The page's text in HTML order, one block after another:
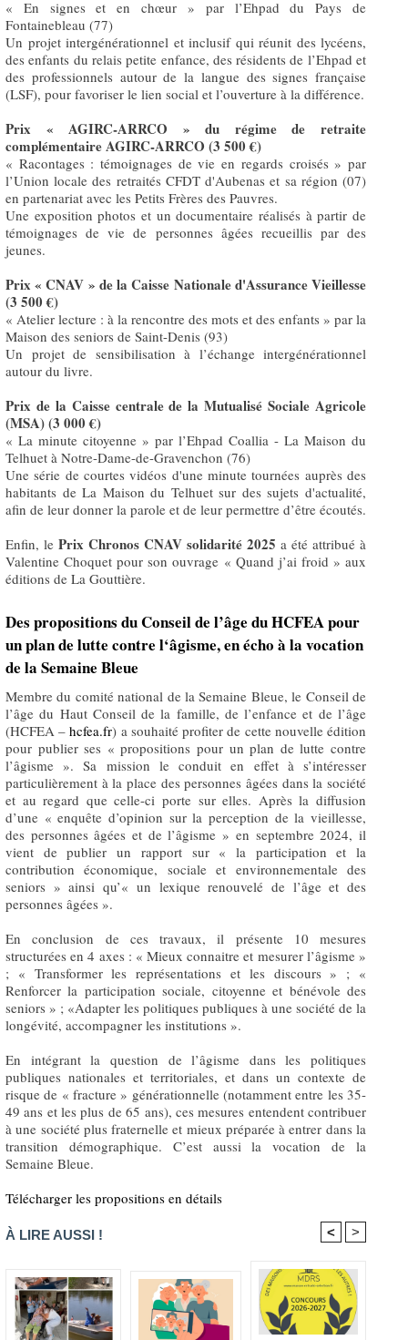
« En signes et en chœur » par l’Ehpad du Pays de
Fontainebleau (77)
Un projet intergénérationnel et inclusif qui réunit des lycéens,
des enfants du relais petite enfance, des résidents de l’Ehpad et
des professionnels autour de la langue des signes française
(LSF), pour favoriser le lien social et l’ouverture à la différence.
Prix « AGIRC-ARRCO » du régime de retraite
complémentaire AGIRC-ARRCO (3 500 €)
« Racontages : témoignages de vie en regards croisés » par
l’Union locale des retraités CFDT d'Aubenas et sa région (07)
en partenariat avec les Petits Frères des Pauvres.
Une exposition photos et un documentaire réalisés à partir de
témoignages de vie de personnes âgées recueillis par des
jeunes.
Prix « CNAV » de la Caisse Nationale d'Assurance Vieillesse
(3 500 €)
« Atelier lecture : à la rencontre des mots et des enfants » par la
Maison des seniors de Saint-Denis (93)
Un projet de sensibilisation à l’échange intergénérationnel
autour du livre.
Prix de la Caisse centrale de la Mutualisé Sociale Agricole
(MSA) (3 000 €)
« La minute citoyenne » par l’Ehpad Coallia - La Maison du
Telhuet à Notre-Dame-de-Gravenchon (76)
Une série de courtes vidéos d'une minute tournées auprès des
habitants de La Maison du Telhuet sur des sujets d'actualité,
afin de leur donner la parole et de leur permettre d’être écoutés.
Enfin, le Prix Chronos CNAV solidarité 2025 a été attribué à
Valentine Choquet pour son ouvrage « Quand j’ai froid » aux
éditions de La Gouttière.
Des propositions du Conseil de l’âge du HCFEA pour
un plan de lutte contre l‘âgisme, en écho à la vocation
de la Semaine Bleue
Membre du comité national de la Semaine Bleue, le Conseil de
l’âge du Haut Conseil de la famille, de l’enfance et de l’âge
(HCFEA –hcfea.fr) a souhaité profiter de cette nouvelle édition
pour publier ses « propositions pour un plan de lutte contre
l’âgisme ». Sa mission le conduit en effet à s’intéresser
particulièrement à la place des personnes âgées dans la société
et au regard que celle-ci porte sur elles. Après la diffusion
d’une « enquête d’opinion sur la perception de la vieillesse,
des personnes âgées et de l’âgisme » en septembre 2024, il
vient de publier un rapport sur « la participation et la
contribution économique, sociale et environnementale des
seniors » ainsi qu’« un lexique renouvelé de l’âge et des
personnes âgées ».
En conclusion de ces travaux, il présente 10 mesures
structurées en 4 axes : « Mieux connaitre et mesurer l’âgisme »
; « Transformer les représentations et les discours » ; «
Renforcer la participation sociale, citoyenne et bénévole des
seniors » ; «Adapter les politiques publiques à une société de la
longévité, accompagner les institutions ».
En intégrant la question de l’âgisme dans les politiques
publiques nationales et territoriales, et dans un contexte de
risque de « fracture » générationnelle (notamment entre les 35-
49 ans et les plus de 65 ans), ces mesures entendent contribuer
à une société plus fraternelle et mieux préparée à entrer dans la
transition démographique. C’est aussi la vocation de la
Semaine Bleue.
Télécharger les propositions en détails
À LIRE AUSSI ! < >